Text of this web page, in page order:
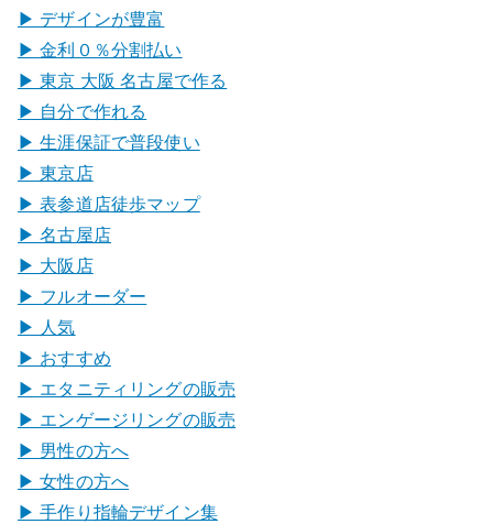
▶︎ デザインが豊富
▶︎ 金利０％分割払い
▶︎ 東京 大阪 名古屋で作る
▶︎ 自分で作れる
▶︎ 生涯保証で普段使い
▶︎ 東京店
▶︎ 表参道店徒歩マップ
▶︎ 名古屋店
▶︎ 大阪店
▶︎ フルオーダー
▶︎ 人気
▶︎ おすすめ
▶︎ エタニティリングの販売
▶︎ エンゲージリングの販売
▶︎ 男性の方へ
▶︎ 女性の方へ
▶︎ 手作り指輪デザイン集